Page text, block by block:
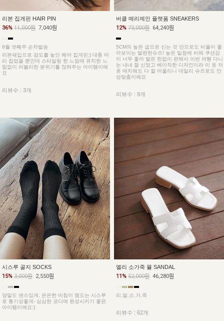
리본 집게핀 HAIR PIN
36% 11,000원 7,040원
8월 셋째주 순차발송
리본쉐입으로 감도를 높인 헤어 집게핀:) 대충 머
리 집었을 뿐인데 스타일링 한 느낌에 유치한 느
낌없이 러블리한 분위기를 얹혀주는 아이템이예
요
리뷰수 : 3개
버클 메리제인 플랫폼 SNEAKERS
12% 73,000원 64,240원
5CM의 높은 굽으로 신는 것 만으로도 비율이 좋
아보이는 발편한슈즈! 높은 밑창에 비해 쿠션감
이 너무 좋아 발은 한없이 편해서 이번 여행 다니
는 내내 잘 신었고 베이직한 디자인이라 이 옷 저
옷 매치해도 다 잘 어울리니 데일리 슈즈로도 안
성맞춤이예요
리뷰수 : 9개
시스루 골지 SOCKS
15% 3,000원 2,550원
양말도 센스있게, 은은한 비침이 맴도는 시스루
로 통기성좋게- 심심한 코디에 완성시키기 좋은
아이템이예요:)
엘리 소가죽 뮬 SANDAL
11% 52,000원 46,280원
리.얼.소.가.죽
리뷰수 : 62개